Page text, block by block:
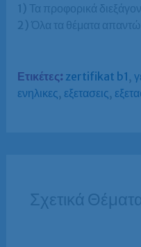
1) Τα προφορικά
2) Όλα τα θέματα
Ετικέτες: zertifikat b1 ,
ενηλικες , εξετασεις ,
Σχετικά